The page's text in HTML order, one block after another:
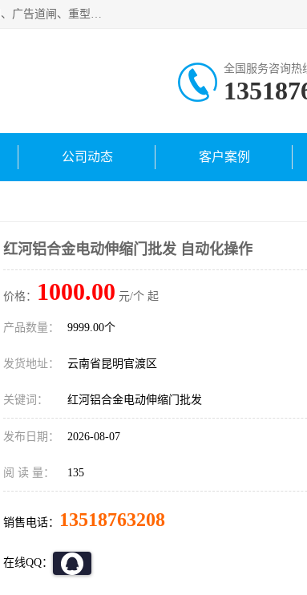
云南实名智科技有限公司是生产、销售、安装为一体的出入口管控设备厂家供应商。主营:电动伸缩门、道闸、广告道闸、重型空降闸、车牌识别、门禁通道、升降柱、岗亭、旗杆等智能设备。主营产品: 电动伸缩门,道闸门禁,车牌识别 生产、销售、安装为一体的出入口管控设备厂家源头供应商。
全国服务咨询热
公司动态 客户案例
红河铝合金电动伸缩门批发 自动化操作
价格： 1000.00 元/个 起
产品数量： 9999.00个
发货地址： 云南省昆明官渡区
关键词： 红河铝合金电动伸缩门批发
发布日期： 2026-08-07
阅 读 量： 135
销售电话： 13518763208
在线QQ：